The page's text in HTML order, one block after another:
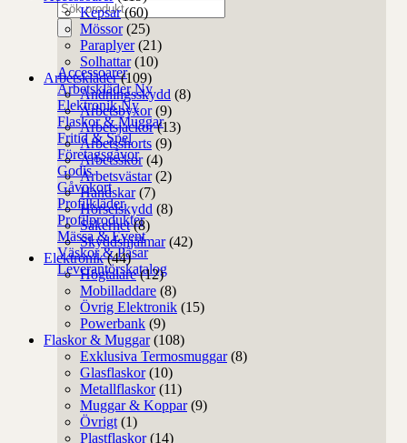
Produktsökning
Accessoarer
Arbetskläder
Elektronik
Flaskor & Muggar
Fritid & Spel
Företagsgåvor
Godis
Gåvokort
Profilkläder
Profilprodukter
Mässa & Event
Väskor & Påsar
Leverantörskatalog
Kepsar (60)
Mössor (25)
Paraplyer (21)
Solhattar (10)
Arbetskläder (109)
Andningsskydd (8)
Arbetsbyxor (9)
Arbetsjackor (13)
Arbetsshorts (9)
Arbetsskor (4)
Arbetsvästar (2)
Handskar (7)
Hörselskydd (8)
Säkerhet (8)
Skyddshjälmar (42)
Elektronik (44)
Högtalare (12)
Mobilladdare (8)
Övrig Elektronik (15)
Powerbank (9)
Flaskor & Muggar (108)
Exklusiva Termosmuggar (8)
Glasflaskor (10)
Metallflaskor (11)
Muggar & Koppar (9)
Övrigt (1)
Plastflaskor (14)